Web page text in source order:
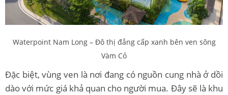
Waterpoint Nam Long – Đô thị đẳng cấp xanh bên ven sông
Vàm Cỏ
Đặc biệt, vùng ven là nơi đang có nguồn cung nhà ở dồi
dào với mức giá khả quan cho người mua. Đây sẽ là khu